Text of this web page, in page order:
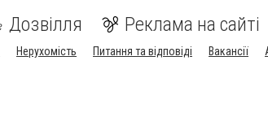
Дозвілля Реклама на сайті
Нерухомість Питання та відповіді Вакансії